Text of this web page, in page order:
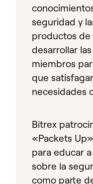
seguridad y
productos de
desarrollar
miembros
que
necesidades
Bitrex
«Packets
para educar
sobre la
como parte